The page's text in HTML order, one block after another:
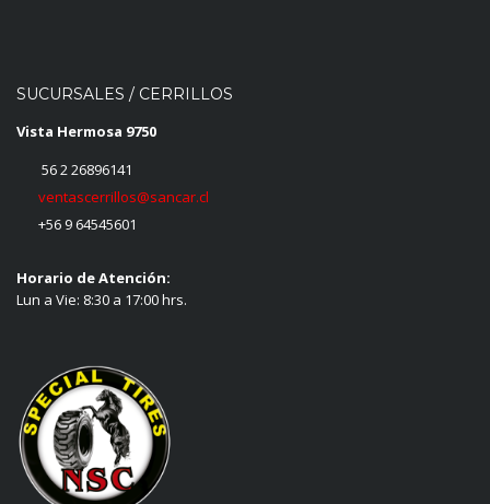
SUCURSALES / CERRILLOS
Vista Hermosa 9750
56 2 26896141
ventascerrillos@sancar.cl
+56 9 64545601
Horario de Atención:
Lun a Vie: 8:30 a 17:00 hrs.